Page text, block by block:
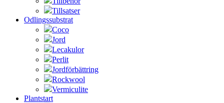
Tillsatser
Odlingssubstrat
Coco
Jord
Lecakulor
Perlit
Jordförbättring
Rockwool
Vermiculite
Plantstart